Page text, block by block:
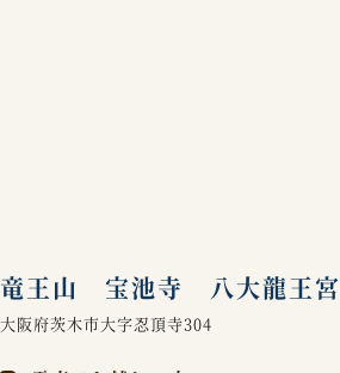
竜王山 宝池寺 八大龍王宮
大阪府茨木市大字忍頂寺304